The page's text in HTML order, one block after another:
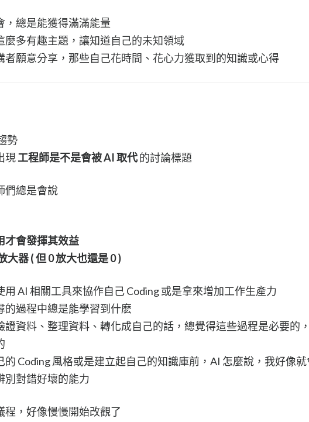
，總是能獲得滿滿能量
麼多有趣主題，讓知道自己的未知領域
者願意分享，那些自己花時間、花心力獲取到的知識或心得
勢
現工程師是不是會被 AI 取代的討論標題
們總是會說
才會發揮其效益
大器 ( 但 0 放大也還是 0 )
用 AI 相關工具來協作自己 Coding 或是拿來增加工作生產力
的過程中總是能學習到什麽
證資料、整理資料、轉化成自己的話，總覺得這些過程是必要的
的 Coding 風格或是建立起自己的知識庫前，AI 怎麼說，我好像就
別對錯好壞的能力
程，好像慢慢開始改觀了